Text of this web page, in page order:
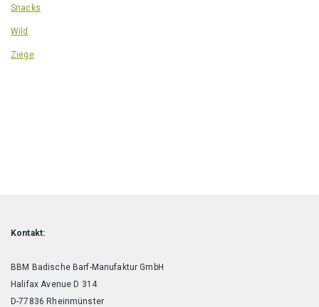
Snacks
Wild
Ziege
Kontakt:
BBM Badische Barf-Manufaktur GmbH
Halifax Avenue D 314
D-77836 Rheinmünster